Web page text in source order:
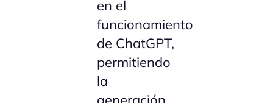
en el
funcionamiento
de ChatGPT,
permitiendo
la